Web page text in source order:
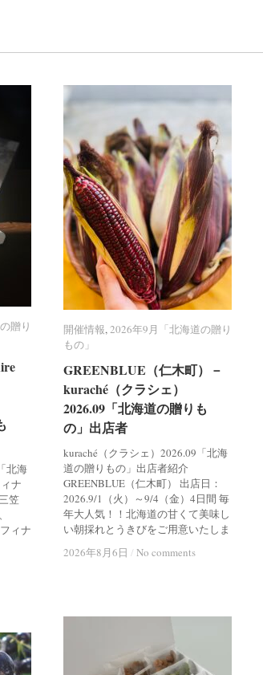
贈り
北海
ナ
笠
ィナ
贈り
開催情報,2026年9月「北海道の贈り
もの」
GREENBLUE（仁木町）－
kuraché（クラシェ）
2026.09「北海道の贈りも
の」出店者
kuraché（クラシェ）2026.09「北海
道の贈りもの」出店者紹介
GREENBLUE（仁木町） 出店日：
2026.9/1（火）～9/4（金）4日間 毎
年大人気！！北海道の甘くて美味し
い朝採れとうきびをご用意いたしま
2026年8月6日 / No comments
開催情報 2026年9月「北海道の贈り
もの」
GREENBLUE（仁木町）－
kuraché（クラシェ）
2026.09「北海道の贈りも
の」出店者
2026年8月6日 / No comments